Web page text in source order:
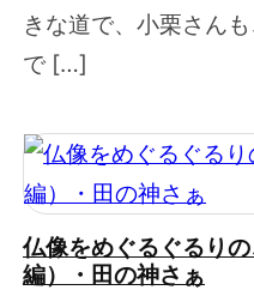
きな道で、小栗さん
で […]
仏像をめぐるぐるり
編）・田の神さぁ